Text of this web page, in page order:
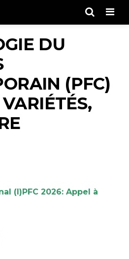
DU
(PFC)
(I)PFC 2026: Appel à